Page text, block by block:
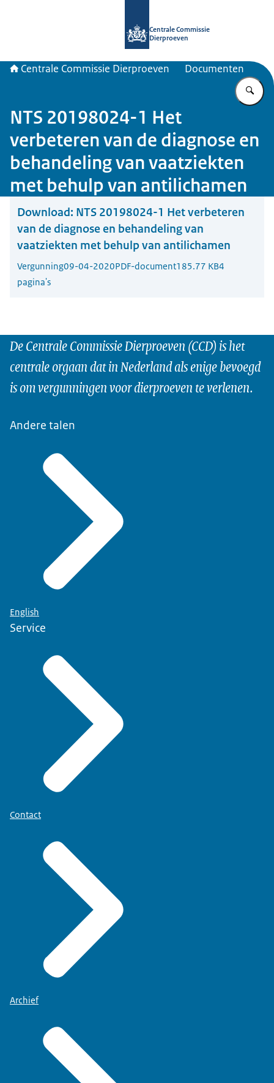
Centrale Commissie
Dierproeven
Centrale Commissie Dierproeven Documenten
NTS 20198024-1 Het
verbeteren van de diagnose en
behandeling van vaatziekten
met behulp van antilichamen
Download: NTS 20198024-1 Het verbeteren
van de diagnose en behandeling van
vaatziekten met behulp van antilichamen
Vergunning09-04-2020PDF-document185.77 KB4
pagina's
De Centrale Commissie Dierproeven (CCD) is het
centrale orgaan dat in Nederland als enige bevoegd
is om vergunningen voor dierproeven te verlenen.
Andere talen
English
Service
Contact
Archief